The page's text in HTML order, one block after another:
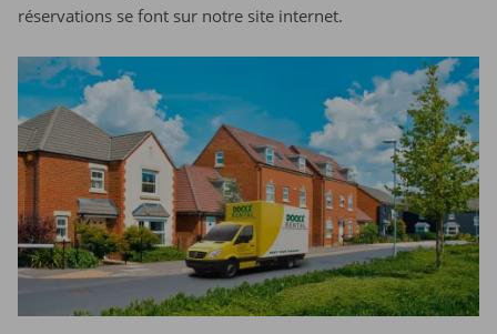
réservations se font sur notre site internet.